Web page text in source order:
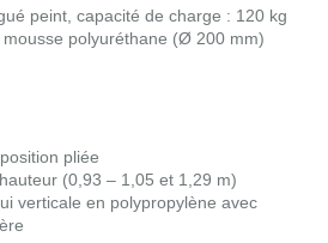
peint, capacité de charge : 120 kg
polyuréthane (Ø 200 mm)
pliée
(0,93 – 1,05 et 1,29 m)
verticale en polypropylène avec